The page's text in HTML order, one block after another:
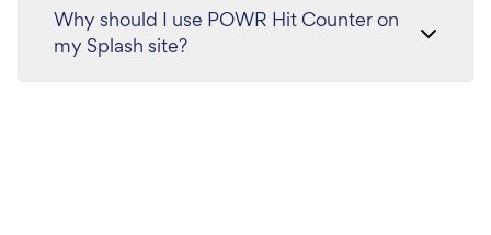
Why should I use POWR Hit Counter on
my Splash site?